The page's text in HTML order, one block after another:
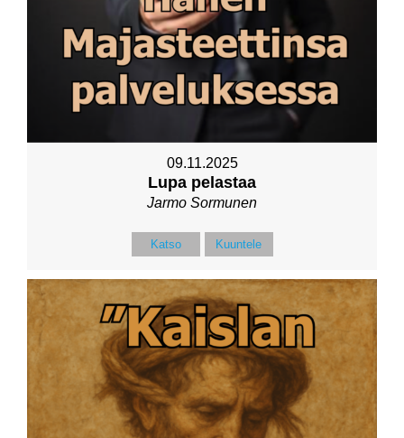
09.11.2025
Lupa pelastaa
Jarmo Sormunen
Katso Kuuntele